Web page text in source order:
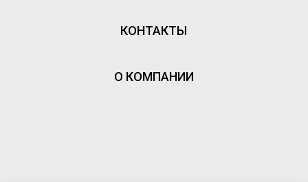
КОНТАКТЫ
О КОМПАНИИ